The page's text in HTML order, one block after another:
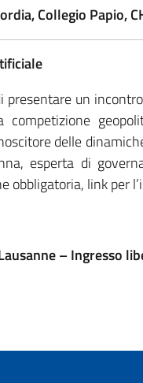
Collegio Papio,
presentare un
competizione
delle
esperta di
obbligatoria, link per
– Ingresso